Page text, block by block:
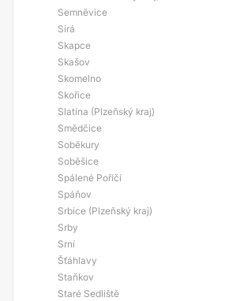
Semněvice
Sirá
Skapce
Skašov
Skomelno
Skořice
Slatina (Plzeňský kraj)
Smědčice
Soběkury
Soběšice
Spálené Poříčí
Spáňov
Srbice (Plzeňský kraj)
Srby
Srní
Šťáhlavy
Staňkov
Staré Sedliště